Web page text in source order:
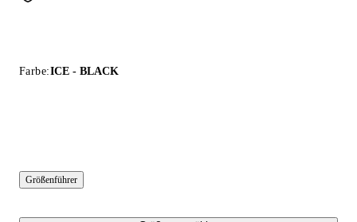
Farbe:ICE - BLACK
Größenführer